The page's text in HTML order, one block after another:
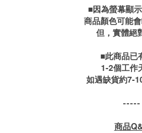
■因為螢幕顯
商品顏色可能
但，實體絕
■此商品已
1-2個工作
如遇缺貨約7-
-----
商品